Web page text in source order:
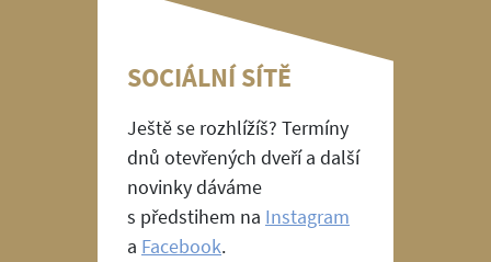
SOCIÁLNÍ SÍTĚ
Ještě se rozhlížíš? Termíny
dnů otevřených dveří a další
novinky dáváme
s předstihem na Instagram
a Facebook.